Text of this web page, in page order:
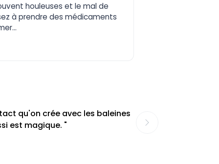
houleuses et le mal de
à prendre des médicaments
qu'on crée avec les baleines
est magique. "